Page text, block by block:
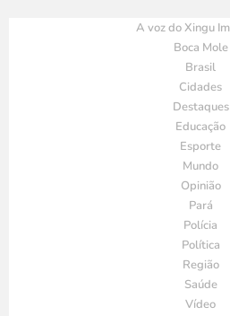
A voz do Xingu
Boca Mole
Brasil
Cidades
Destaques
Educação
Esporte
Mundo
Opinião
Pará
Polícia
Política
Região
Saúde
Vídeo